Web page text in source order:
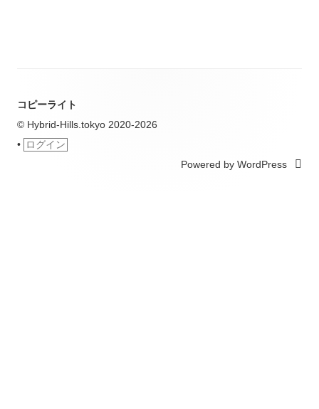
コピーライト
© Hybrid-Hills.tokyo 2020-2026
• ログイン
Powered by WordPress